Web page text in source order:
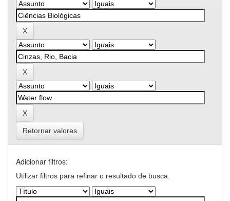
Retornar valores
Adicionar filtros:
Utilizar filtros para refinar o resultado de busca.